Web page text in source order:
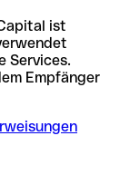
ist
Services.
Empfänger